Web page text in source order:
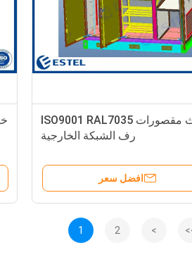
ثلاث مقصورات ISO9001 RAL7035
رف الشبكة الخارجية
افضل سعر
1 2 >